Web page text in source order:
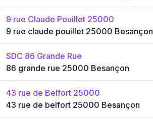
9 rue Claude Pouillet 25000
9 rue claude pouillet 25000 Besançon
SDC 86 Grande Rue
86 grande rue 25000 Besançon
43 rue de Belfort 25000
43 rue de belfort 25000 Besançon